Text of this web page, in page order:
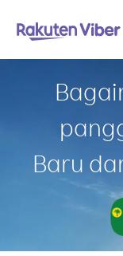
Baru